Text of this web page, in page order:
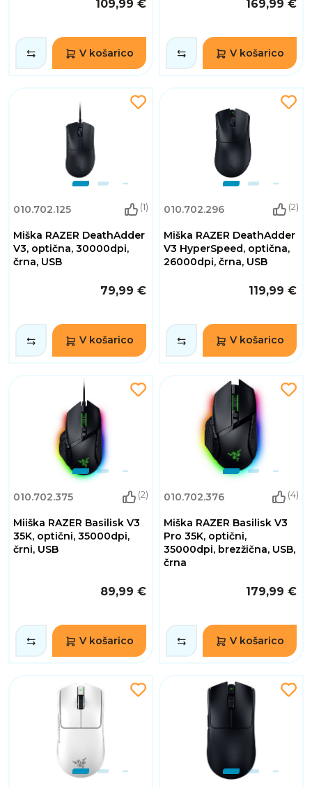
109,99 €
V košarico
169,99 €
V košarico
010.702.125 (1)
Miška RAZER DeathAdder
V3, optična, 30000dpi,
črna, USB
79,99 €
V košarico
010.702.296 (2)
Miška RAZER DeathAdder
V3 HyperSpeed, optična,
26000dpi, črna, USB
119,99 €
V košarico
010.702.375 (2)
Miiška RAZER Basilisk V3
35K, optični, 35000dpi,
črni, USB
89,99 €
V košarico
010.702.376 (4)
Miška RAZER Basilisk V3
Pro 35K, optični,
35000dpi, brezžična, USB,
črna
179,99 €
V košarico